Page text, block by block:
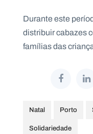
Durante este
distribuir cabazes
famílias das
Natal Porto
Solidariedade
a
l
e
s